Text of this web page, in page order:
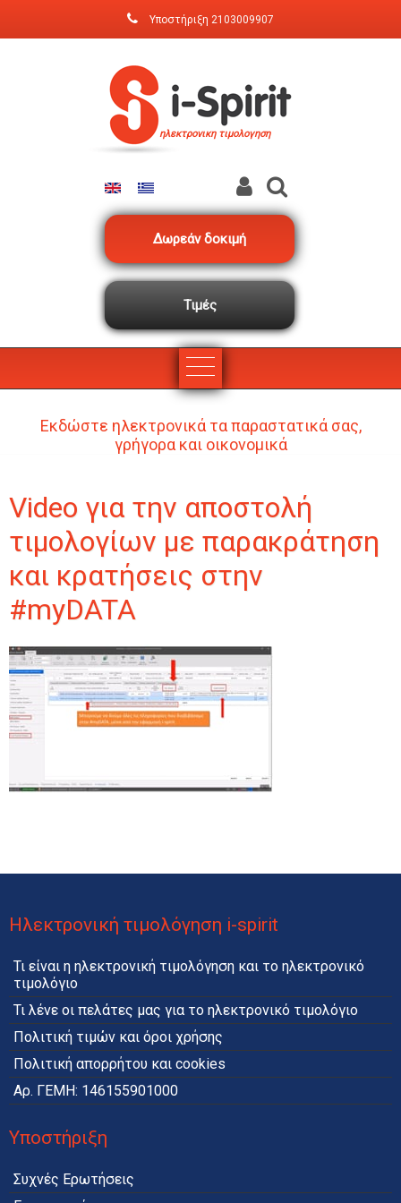
Παράκαμψη προς το κυρίως περιεχόμενο
Υποστήριξη 2103009907
ηλεκτρονικη τιμολογηση
Δωρεάν δοκιμή
Τιμές
Εκδώστε ηλεκτρονικά τα παραστατικά σας,
γρήγορα και οικονομικά
Video για την αποστολή
τιμολογίων με παρακράτηση
και κρατήσεις στην
#myDATA
Ηλεκτρονική τιμολόγηση i-spirit
Τι είναι η ηλεκτρονική τιμολόγηση και το ηλεκτρονικό
τιμολόγιο
Τι λένε οι πελάτες μας για το ηλεκτρονικό τιμολόγιο
Πολιτική τιμών και όροι χρήσης
Πολιτική απορρήτου και cookies
Αρ. ΓΕΜΗ: 146155901000
Υποστήριξη
Συχνές Ερωτήσεις